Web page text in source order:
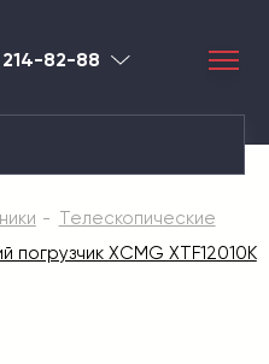
214-82-88 Красноярск
Телескопические
погрузчик XCMG XTF12010K